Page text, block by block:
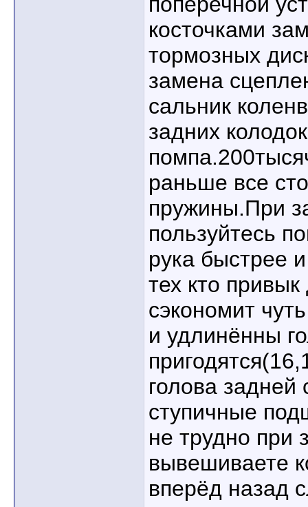
косточками
тормозных
замена
сальник
задних
раньше все
пружины.При
пользуйтесь
рука быстрее
тех кто
сэкономит
и удлинённы
голова
ступичные
не трудно при
вывешиваете
вперёд назад